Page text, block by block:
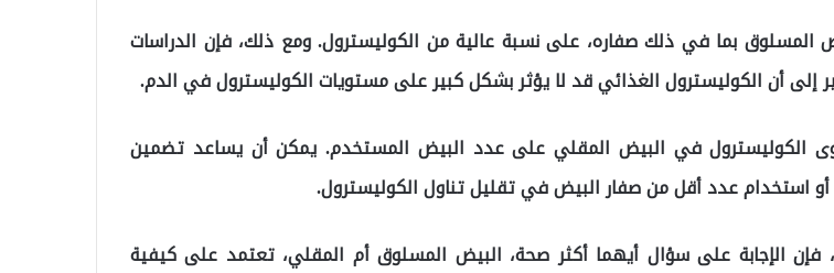
المسلوق بما في ذلك صفاره، على نسبة عالية من الكوليسترول. ومع ذلك، فإن الدراسات
إلى أن الكوليسترول الغذائي قد لا يؤثر بشكل كبير على مستويات الكوليسترول في الدم.
الكوليسترول في البيض المقلي على عدد البيض المستخدم. يمكن أن يساعد تضمين
استخدام عدد أقل من صفار البيض في تقليل تناول الكوليسترول.
فإن الإجابة على سؤال أيهما أكثر صحة، البيض المسلوق أم المقلي، تعتمد على كيفية